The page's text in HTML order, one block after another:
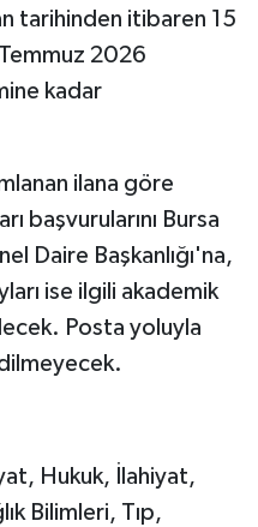
tarihinden itibaren 15
2026
kadar
ilana göre
başvurularını Bursa
Daire Başkanlığı'na,
ise ilgili akademik
Posta yoluyla
Hukuk, İlahiyat,
Bilimleri, Tıp,